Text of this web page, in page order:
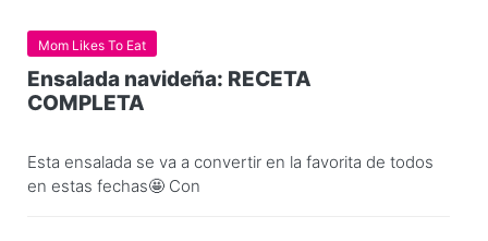
Mom Likes To Eat
Ensalada navideña: RECETA
COMPLETA
Esta ensalada se va a convertir en la favorita de todos
en estas fechas🤩 Con